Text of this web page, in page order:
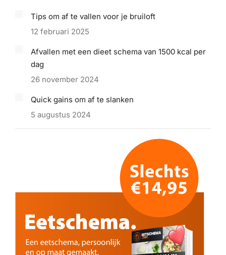
Tips om af te vallen voor je bruiloft
12 februari 2025
Afvallen met een dieet schema van 1500 kcal per
dag
26 november 2024
Quick gains om af te slanken
5 augustus 2024